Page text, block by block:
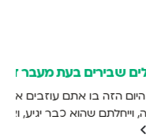
יתכן וכבר חיכיתם
אתם...